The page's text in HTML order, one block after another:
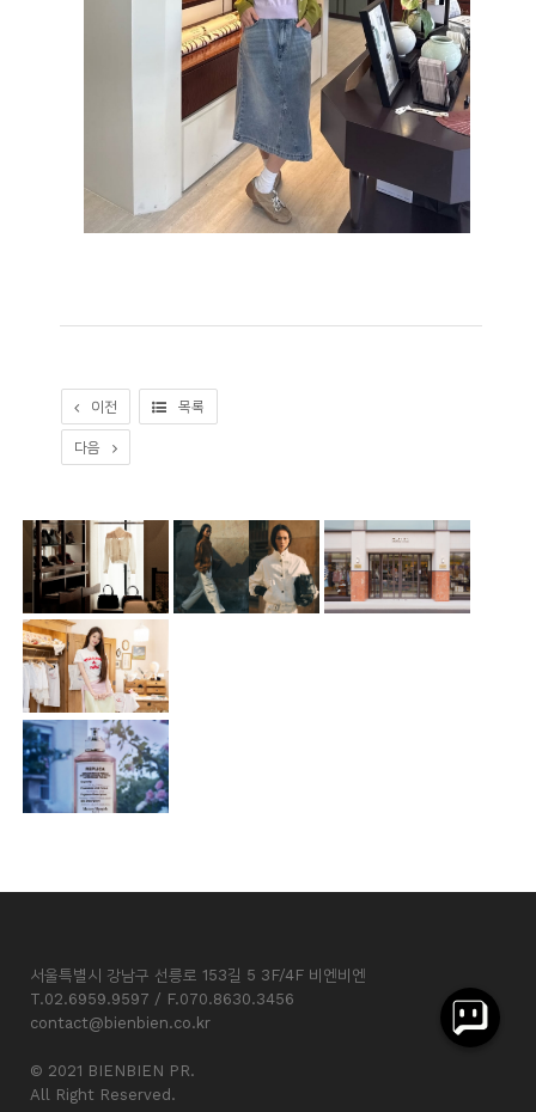
이전 목록
다음
서울특별시 강남구 선릉로 153길 5 3F/4F 비엔비엔
T.02.6959.9597 / F.070.8630.3456
contact@bienbien.co.kr
© 2021 BIENBIEN PR.
All Right Reserved.